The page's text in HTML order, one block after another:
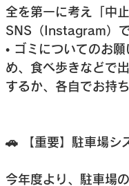
全を第一に考え「中
SNS（Instagram）
• ゴミについてのお願
め、 食べ歩きなどで
するか、各自でお持
🚗 【重要】駐車場シ
今年度より、駐車場